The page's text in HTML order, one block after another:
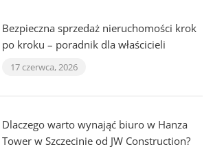
Bezpieczna sprzedaż nieruchomości krok
po kroku – poradnik dla właścicieli
17 czerwca, 2026
Dlaczego warto wynająć biuro w Hanza
Tower w Szczecinie od JW Construction?